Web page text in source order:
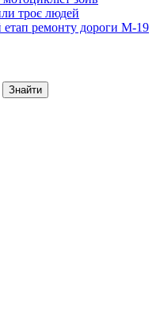
троє людей
етап ремонту дороги М-19
Знайти